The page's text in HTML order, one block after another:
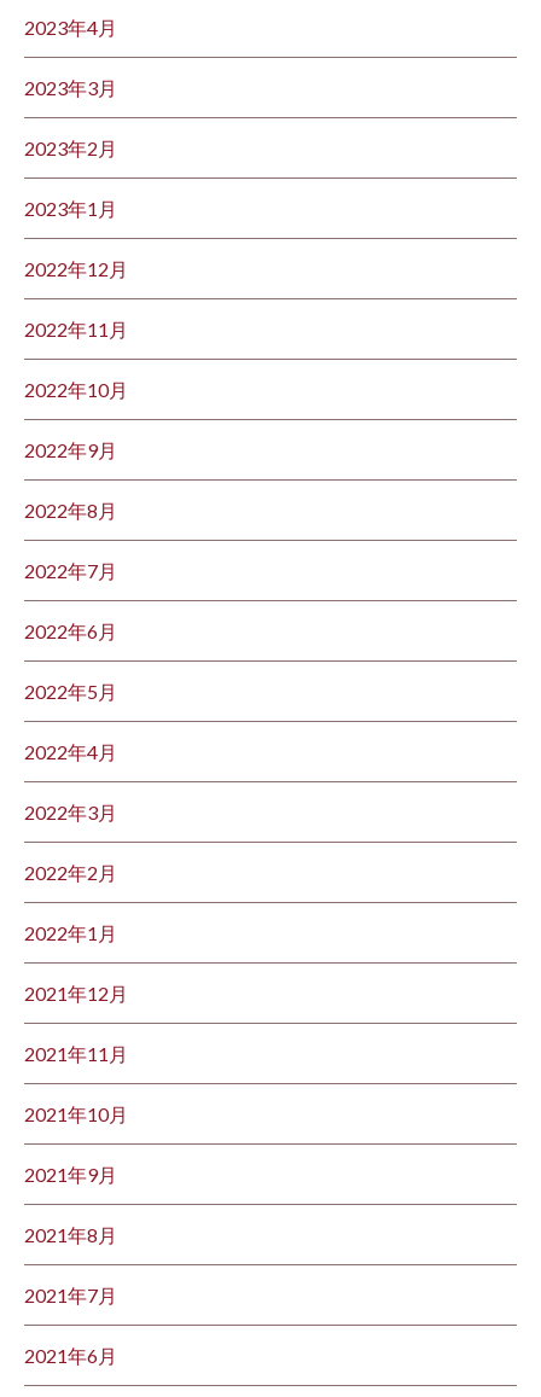
2023年4月
2023年3月
2023年2月
2023年1月
2022年12月
2022年11月
2022年10月
2022年9月
2022年8月
2022年7月
2022年6月
2022年5月
2022年4月
2022年3月
2022年2月
2022年1月
2021年12月
2021年11月
2021年10月
2021年9月
2021年8月
2021年7月
2021年6月